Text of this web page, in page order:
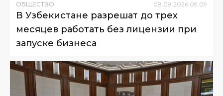
ОБЩЕСТВО 08.08.2026 09:09
В Узбекистане разрешат до трех
месяцев работать без лицензии при
запуске бизнеса